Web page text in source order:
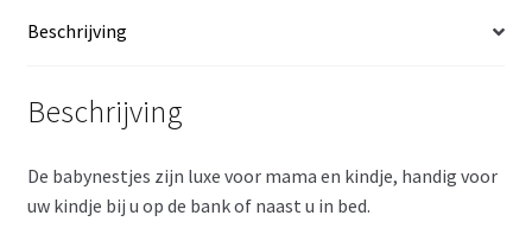
aantal
Beschrijving
Beschrijving
De babynestjes zijn luxe voor mama en kindje, handig voor
uw kindje bij u op de bank of naast u in bed.